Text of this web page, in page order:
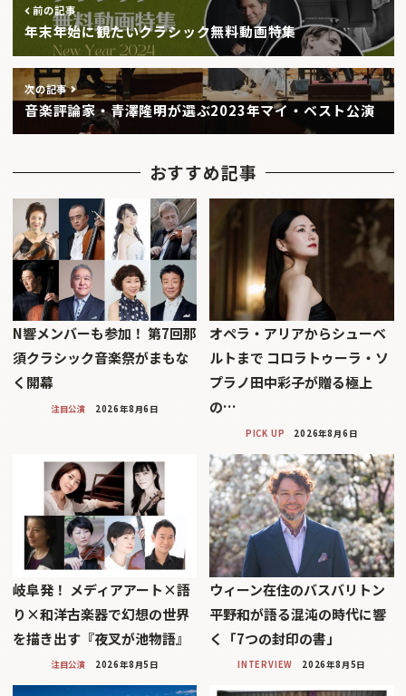
前の記事
年末年始に観たいクラシック無料動画特集
次の記事
音楽評論家・青澤隆明が選ぶ2023年マイ・ベスト公演
おすすめ記事
N響メンバーも参加！ 第7回那
須クラシック音楽祭がまもな
く開幕
注目公演 2026年8月6日
オペラ・アリアからシューベ
ルトまで コロラトゥーラ・ソ
プラノ田中彩子が贈る極上
の…
PICK UP 2026年8月6日
岐阜発！ メディアアート×語
り×和洋古楽器で幻想の世界
を描き出す『夜叉が池物語』
注目公演 2026年8月5日
ウィーン在住のバスバリトン
平野和が語る混沌の時代に響
く「7つの封印の書」
INTERVIEW 2026年8月5日